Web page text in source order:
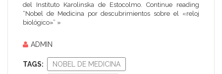
del Instituto Karolinska de Estocolmo. Continue reading
“Nobel de Medicina por descubrimientos sobre el «reloj
biológico»” »
ADMIN
TAGS: NOBEL DE MEDICINA